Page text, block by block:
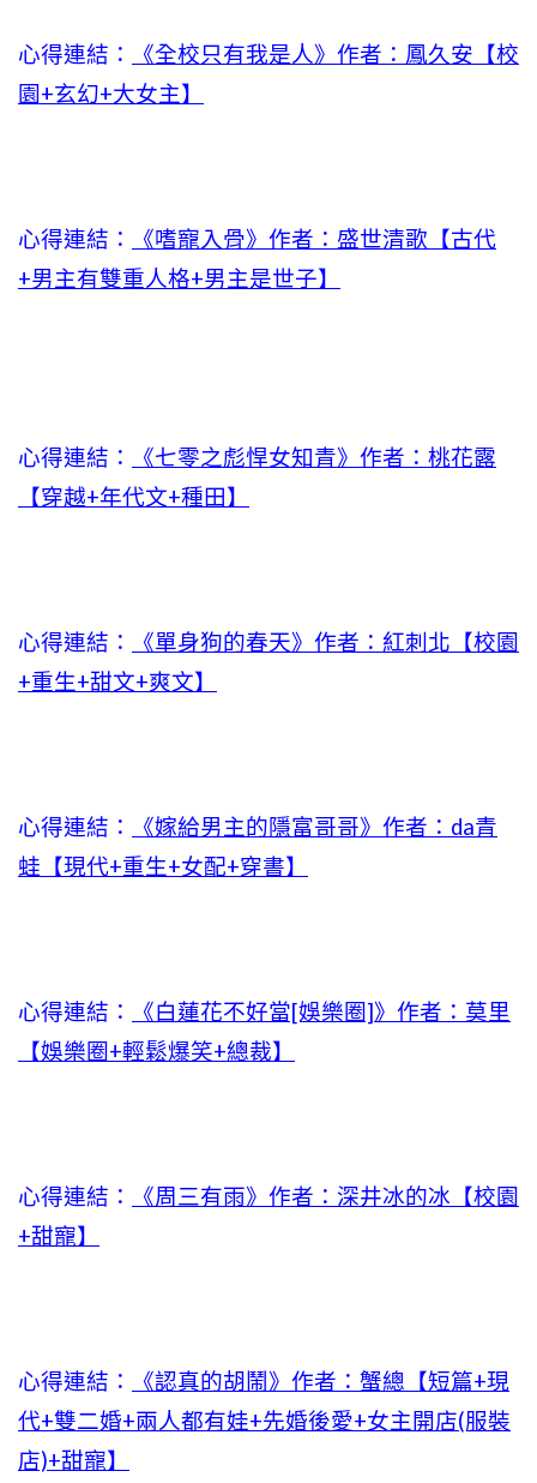
心得連結：
《全校只有我是人》作者：鳳久安【校
園+玄幻+大女主】
心得連結：
《嗜寵入骨》作者：盛世清歌【古代
+男主有雙重人格+男主是世子】
心得連結：
《七零之彪悍女知青》作者：桃花露
【穿越+年代文+種田】
心得連結：
《單身狗的春天》作者：紅刺北【校園
+重生+甜文+爽文】
心得連結：
《嫁給男主的隱富哥哥》作者：da青
蛙【現代+重生+女配+穿書】
心得連結：
《白蓮花不好當[娛樂圈]》作者：莫里
【娛樂圈+輕鬆爆笑+總裁】
心得連結：
《周三有雨》作者：深井冰的冰【校園
+甜寵】
心得連結：
《認真的胡鬧》作者：蟹總【短篇+現
代+雙二婚+兩人都有娃+先婚後愛+女主開店(服裝
店)+甜寵】